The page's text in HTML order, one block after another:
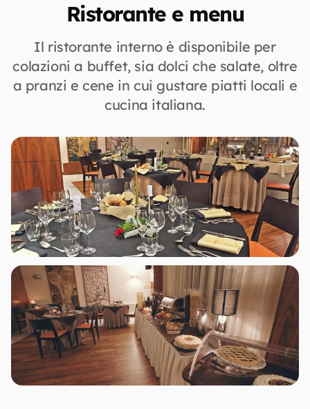
Ristorante e menu
Il ristorante interno è disponibile per
colazioni a buffet, sia dolci che salate, oltre
a pranzi e cene in cui gustare piatti locali e
cucina italiana.